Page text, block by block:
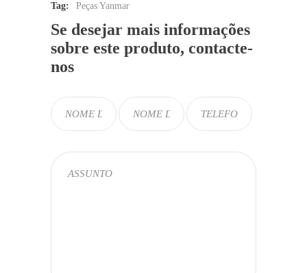
Tag: Peças Yanmar
Se desejar mais informações
sobre este produto, contacte-
nos